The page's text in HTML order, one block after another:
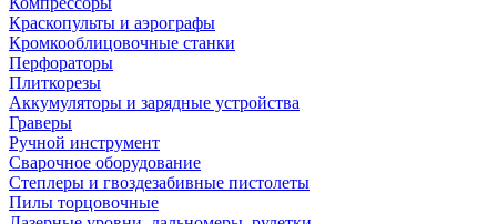
Краскопульты и аэрографы
Кромкооблицовочные станки
Перфораторы
Плиткорезы
Аккумуляторы и зарядные устройства
Граверы
Ручной инструмент
Сварочное оборудование
Степлеры и гвоздезабивные пистолеты
Пилы торцовочные